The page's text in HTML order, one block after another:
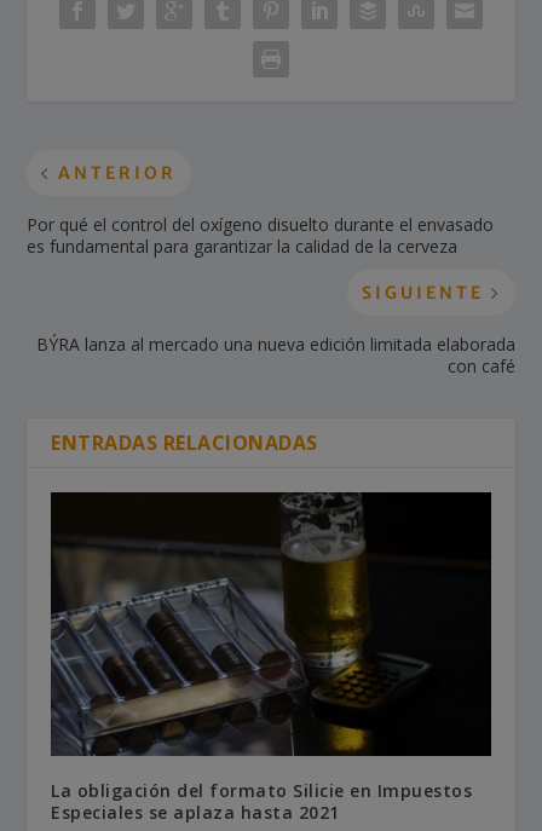
ANTERIOR
Por qué el control del oxígeno disuelto durante el envasado
es fundamental para garantizar la calidad de la cerveza
SIGUIENTE
BÝRA lanza al mercado una nueva edición limitada elaborada
con café
ENTRADAS RELACIONADAS
La obligación del formato Silicie en Impuestos
Especiales se aplaza hasta 2021